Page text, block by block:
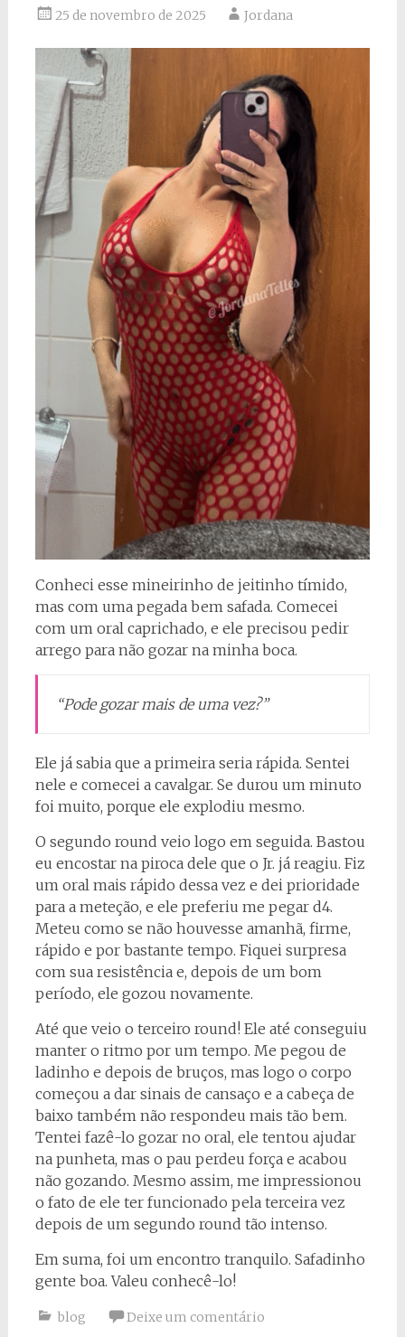
25 de novembro de 2025 Jordana
Conheci esse mineirinho de jeitinho tímido,
mas com uma pegada bem safada. Comecei
com um oral caprichado, e ele precisou pedir
arrego para não gozar na minha boca.
“Pode gozar mais de uma vez?”
Ele já sabia que a primeira seria rápida. Sentei
nele e comecei a cavalgar. Se durou um minuto
foi muito, porque ele explodiu mesmo.
O segundo round veio logo em seguida. Bastou
eu encostar na piroca dele que o Jr. já reagiu. Fiz
um oral mais rápido dessa vez e dei prioridade
para a meteção, e ele preferiu me pegar d4.
Meteu como se não houvesse amanhã, firme,
rápido e por bastante tempo. Fiquei surpresa
com sua resistência e, depois de um bom
período, ele gozou novamente.
Até que veio o terceiro round! Ele até conseguiu
manter o ritmo por um tempo. Me pegou de
ladinho e depois de bruços, mas logo o corpo
começou a dar sinais de cansaço e a cabeça de
baixo também não respondeu mais tão bem.
Tentei fazê-lo gozar no oral, ele tentou ajudar
na punheta, mas o pau perdeu força e acabou
não gozando. Mesmo assim, me impressionou
o fato de ele ter funcionado pela terceira vez
depois de um segundo round tão intenso.
Em suma, foi um encontro tranquilo. Safadinho
gente boa. Valeu conhecê-lo!
blog Deixe um comentário